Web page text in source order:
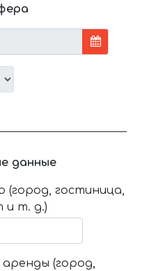
данные
(город, гостиница,
и т. д.)
(город,